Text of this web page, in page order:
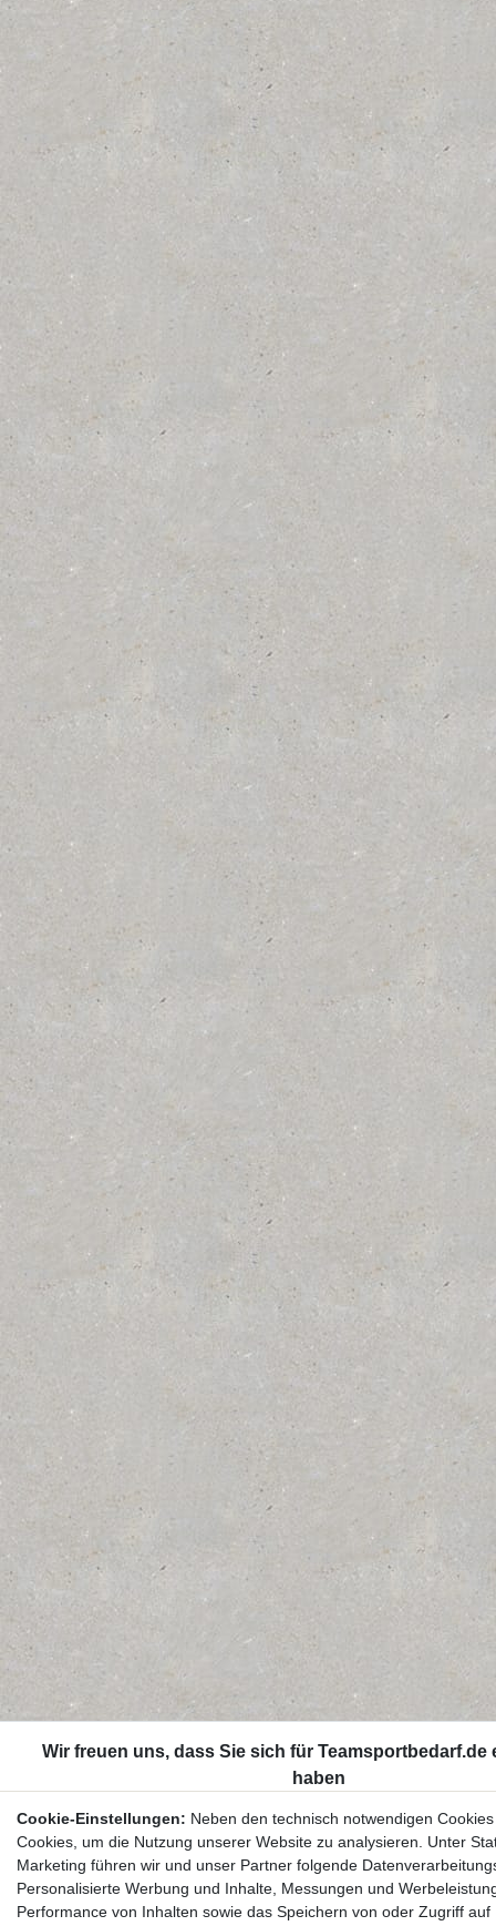
Cookie-Einstellungen: Neben den technisch notwendigen
Cookies, um die Nutzung unserer Website zu analysieren. Unter
Marketing führen wir und unser Partner folgende
Personalisierte Werbung und Inhalte, Messungen und
Performance von Inhalten sowie das Speichern von oder Zugriff